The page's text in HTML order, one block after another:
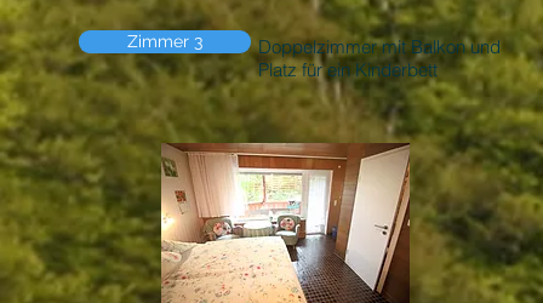
Zimmer 3
Doppelzimmer mit Balkon und
Platz für ein Kinderbett